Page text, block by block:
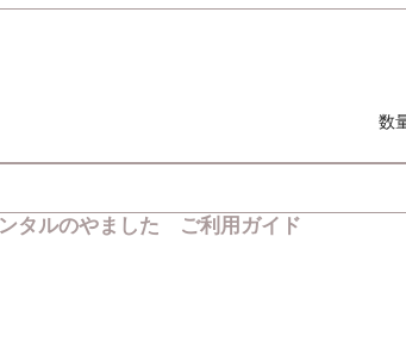
数
タルのやました ご利用ガイド